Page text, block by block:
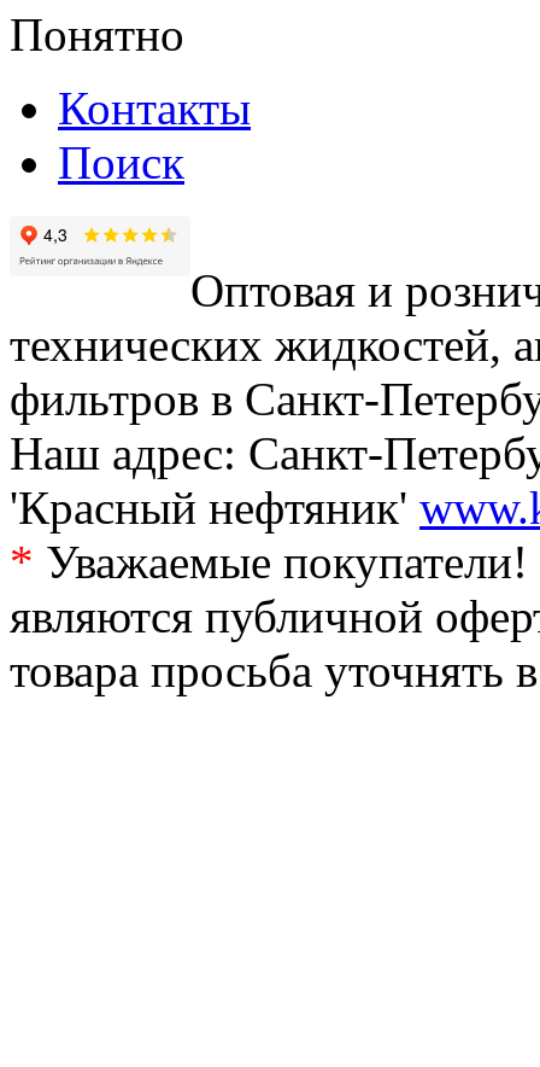
Понятно
Контакты
Поиск
Оптовая и
технических жидкостей,
фильтров в Санкт-
Наш адрес: Санкт-
'Красный нефтяник'
* Уважаемые
являются публичной
товара просьба уточнять